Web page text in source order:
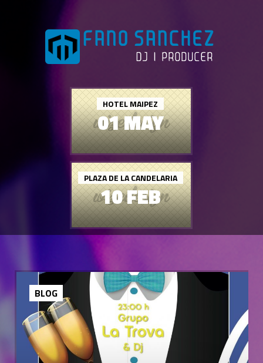
01 MAY
HOTEL MAIPEZ
10 FEB
PLAZA DE LA CANDELARIA
BLOG